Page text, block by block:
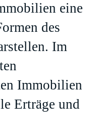
eine
des
Im
Immobilien
Erträge und